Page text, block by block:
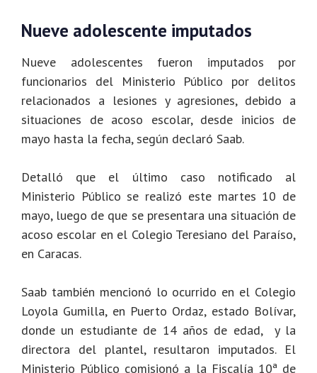
Nueve adolescente imputados
Nueve adolescentes fueron imputados por
funcionarios del Ministerio Público por delitos
relacionados a lesiones y agresiones, debido a
situaciones de acoso escolar, desde inicios de
mayo hasta la fecha, según declaró Saab.
Detalló que el último caso notificado al
Ministerio Público se realizó este martes 10 de
mayo, luego de que se presentara una situación de
acoso escolar en el Colegio Teresiano del Paraíso,
en Caracas.
Saab también mencionó lo ocurrido en el Colegio
Loyola Gumilla, en Puerto Ordaz, estado Bolívar,
donde un estudiante de 14 años de edad, y la
directora del plantel, resultaron imputados. El
Ministerio Público comisionó a la Fiscalía 10ª de